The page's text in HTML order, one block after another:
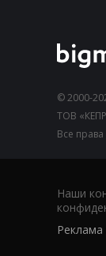
© 2000-
ТОВ
Все
Наши
Реклама